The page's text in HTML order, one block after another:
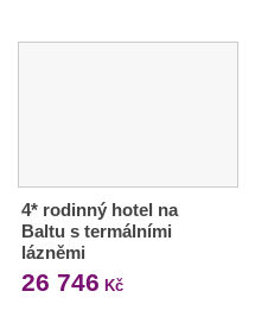
4* rodinný hotel na
Baltu s termálními
lázněmi
26 746 Kč